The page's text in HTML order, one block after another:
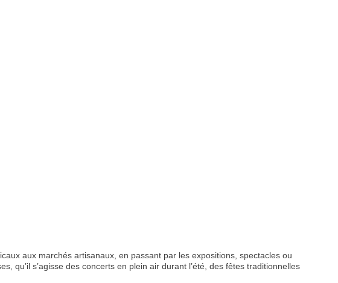
aux marchés artisanaux, en passant par les expositions, spectacles ou
qu’il s’agisse des concerts en plein air durant l’été, des fêtes traditionnelles